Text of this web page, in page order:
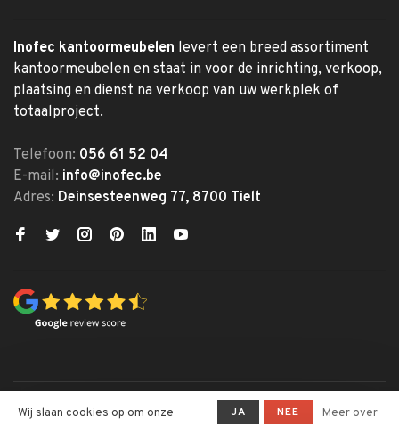
Inofec kantoormeubelen levert een breed assortiment
kantoormeubelen en staat in voor de inrichting, verkoop,
plaatsing en dienst na verkoop van uw werkplek of
totaalproject.
Telefoon: 056 61 52 04
E-mail: info@inofec.be
Adres: Deinsesteenweg 77, 8700 Tielt
© Copyright 2026 Inofec
Wij slaan cookies op om onze JA NEE Meer over